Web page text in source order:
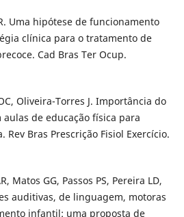
Uma hipótese de funcionamento
clínica para o tratamento de
Cad Bras Ter Ocup.
Oliveira-Torres J. Importância do
de educação física para
Rev Bras Prescrição Fisiol Exercício.
Matos GG, Passos PS, Pereira LD,
auditivas, de linguagem, motoras
infantil: uma proposta de